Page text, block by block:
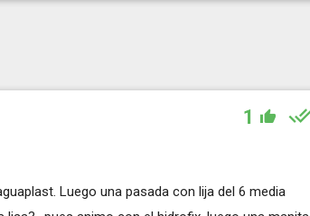
1
Luego una pasada con lija del 6 media